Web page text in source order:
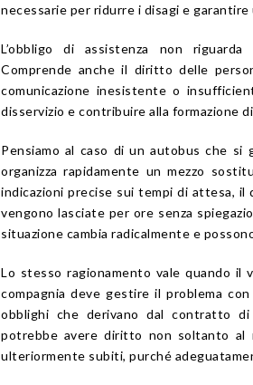
necessarie per ridurre i disagi e
L’obbligo di assistenza non
Comprende anche il diritto delle
comunicazione inesistente o
disservizio e contribuire alla formazione
Pensiamo al caso di un autobus che si
organizza rapidamente un mezzo
indicazioni precise sui tempi di attesa, il
vengono lasciate per ore senza
situazione cambia radicalmente e
Lo stesso ragionamento vale quando
compagnia deve gestire il problema
obblighi che derivano dal contratto
potrebbe avere diritto non soltanto al
ulteriormente subiti, purché